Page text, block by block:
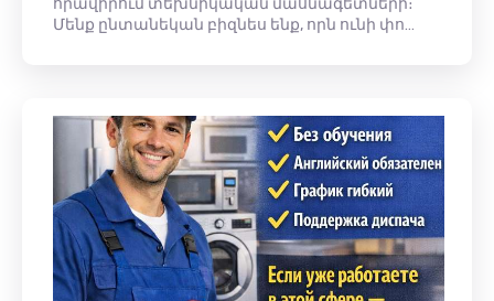
Մենք ընտանեկան բիզնես ենք, որն ունի փո…